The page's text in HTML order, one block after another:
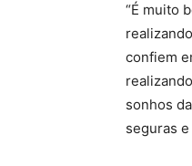
“É muito
confiem
sonhos
seguras